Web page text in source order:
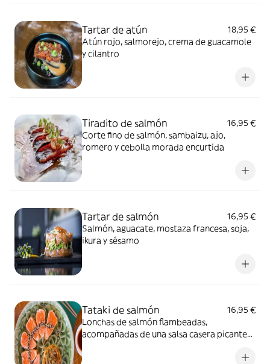
Tartar de atún
18,95 €
Atún rojo, salmorejo, crema de guacamole
y cilantro
Tiradito de salmón
16,95 €
Corte fino de salmón, sambaizu, ajo,
romero y cebolla morada encurtida
Tartar de salmón
16,95 €
Salmón, aguacate, mostaza francesa, soja,
ikura y sésamo
Tataki de salmón
16,95 €
Lonchas de salmón flambeadas,
acompañadas de una salsa casera picante